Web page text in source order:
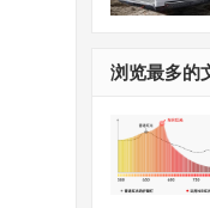
浏览最多的